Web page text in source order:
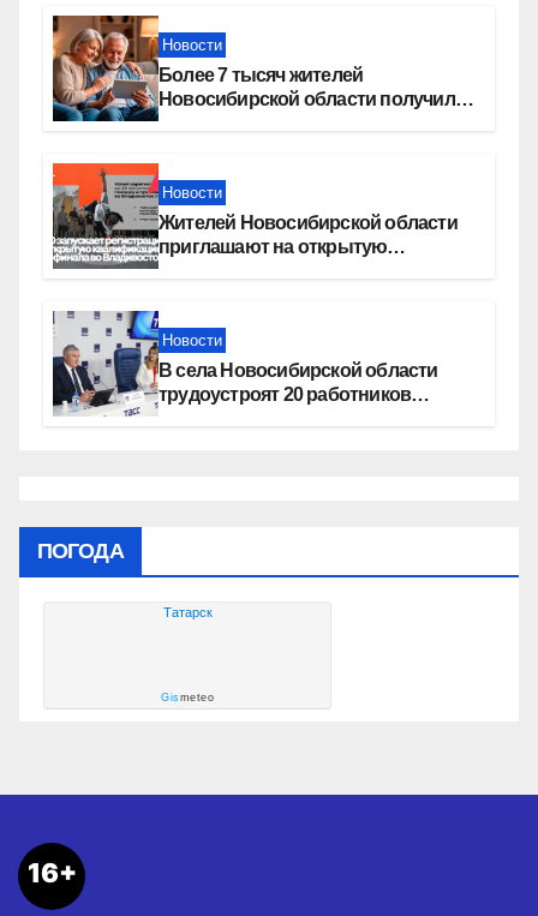
Новости
Более 7 тысяч жителей
Новосибирской области получили
Новости
Жителей Новосибирской области
приглашают на открытую
Новости
В села Новосибирской области
трудоустроят 20 работников
ПОГОДА
Татарск
Gismeteo
16+